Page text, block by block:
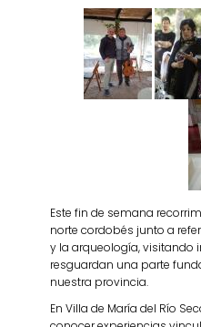
Este fin de semana
norte cordobés junto a
y la arqueología, visitando
resguardan una parte
nuestra provincia.
En Villa de María del Río